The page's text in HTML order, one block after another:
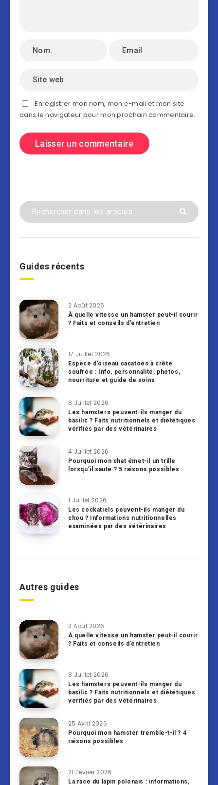
Enregistrer mon nom, mon e-mail et mon site
dans le navigateur pour mon prochain commentaire.
Guides récents
2 Août 2026
À quelle vitesse un hamster peut-il courir
? Faits et conseils d’entretien
17 Juillet 2026
Espèce d’oiseau cacatoès à crête
soufrée : Info, personnalité, photos,
nourriture et guide de soins
8 Juillet 2026
Les hamsters peuvent-ils manger du
basilic ? Faits nutritionnels et diététiques
vérifiés par des vétérinaires
4 Juillet 2026
Pourquoi mon chat émet-il un trille
lorsqu’il saute ? 5 raisons possibles
1 Juillet 2026
Les cockatiels peuvent-ils manger du
chou ? Informations nutritionnelles
examinées par des vétérinaires
Autres guides
2 Août 2026
À quelle vitesse un hamster peut-il courir
? Faits et conseils d’entretien
8 Juillet 2026
Les hamsters peuvent-ils manger du
basilic ? Faits nutritionnels et diététiques
vérifiés par des vétérinaires
25 Avril 2026
Pourquoi mon hamster tremble-t-il ? 4
raisons possibles
21 Février 2026
La race du lapin polonais : informations,